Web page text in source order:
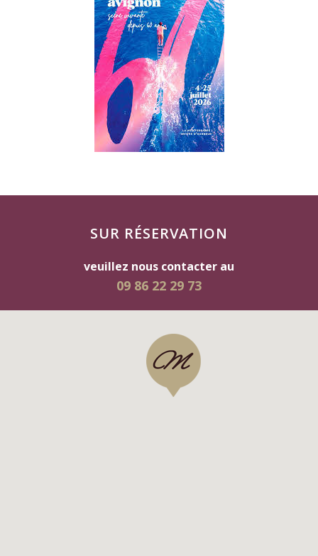
SUR RÉSERVATION
veuillez nous contacter au
09 86 22 29 73